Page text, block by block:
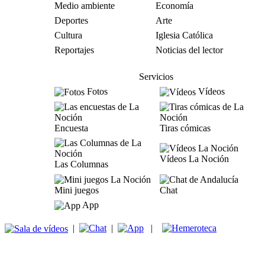
Medio ambiente
Economía
Deportes
Arte
Cultura
Iglesia Católica
Reportajes
Noticias del lector
Servicios
Fotos
Vídeos
Encuesta Tiras cómicas
Las Columnas
Vídeos La Noción
Mini juegos
Chat
App
| | |